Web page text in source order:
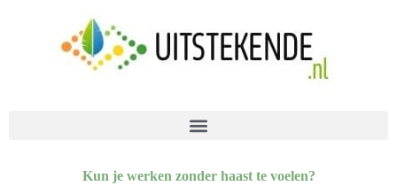
Kun je werken zonder haast te voelen?